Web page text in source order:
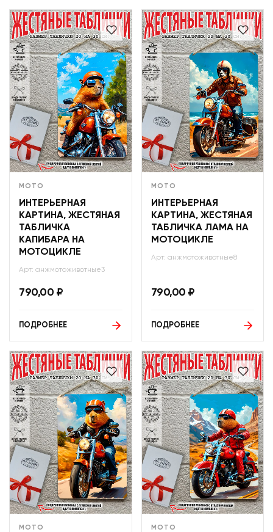
МОТО
ИНТЕРЬЕРНАЯ
КАРТИНА, ЖЕСТЯНАЯ
ТАБЛИЧКА
КАПИБАРА НА
МОТОЦИКЛЕ
Арт: анжмотоживотные3
790,00 ₽
ПОДРОБНЕЕ
МОТО
ИНТЕРЬЕРНАЯ
КАРТИНА, ЖЕСТЯНАЯ
ТАБЛИЧКА ЛАМА НА
МОТОЦИКЛЕ
Арт: анжмотоживотные8
790,00 ₽
ПОДРОБНЕЕ
МОТО МОТО